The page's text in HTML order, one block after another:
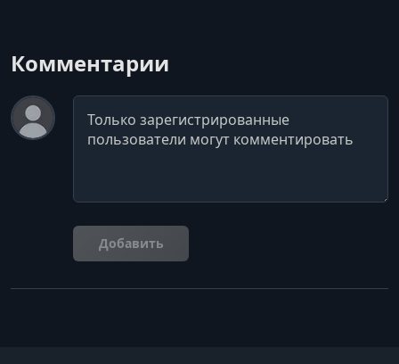
Комментарии
Комментарий
Добавить